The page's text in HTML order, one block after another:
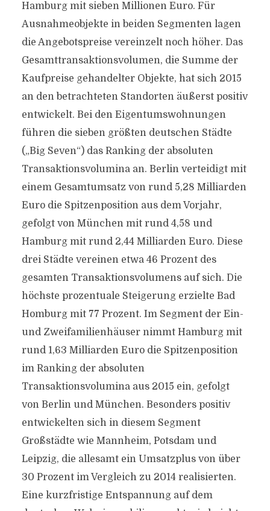
Hamburg mit sieben Millionen Euro. Für
Ausnahmeobjekte in beiden Segmenten lagen
die Angebotspreise vereinzelt noch höher. Das
Gesamttransaktionsvolumen, die Summe der
Kaufpreise gehandelter Objekte, hat sich 2015
an den betrachteten Standorten äußerst positiv
entwickelt. Bei den Eigentumswohnungen
führen die sieben größten deutschen Städte
(„Big Seven“) das Ranking der absoluten
Transaktionsvolumina an. Berlin verteidigt mit
einem Gesamtumsatz von rund 5,28 Milliarden
Euro die Spitzenposition aus dem Vorjahr,
gefolgt von München mit rund 4,58 und
Hamburg mit rund 2,44 Milliarden Euro. Diese
drei Städte vereinen etwa 46 Prozent des
gesamten Transaktionsvolumens auf sich. Die
höchste prozentuale Steigerung erzielte Bad
Homburg mit 77 Prozent. Im Segment der Ein-
und Zweifamilienhäuser nimmt Hamburg mit
rund 1,63 Milliarden Euro die Spitzenposition
im Ranking der absoluten
Transaktionsvolumina aus 2015 ein, gefolgt
von Berlin und München. Besonders positiv
entwickelten sich in diesem Segment
Großstädte wie Mannheim, Potsdam und
Leipzig, die allesamt ein Umsatzplus von über
30 Prozent im Vergleich zu 2014 realisierten.
Eine kurzfristige Entspannung auf dem